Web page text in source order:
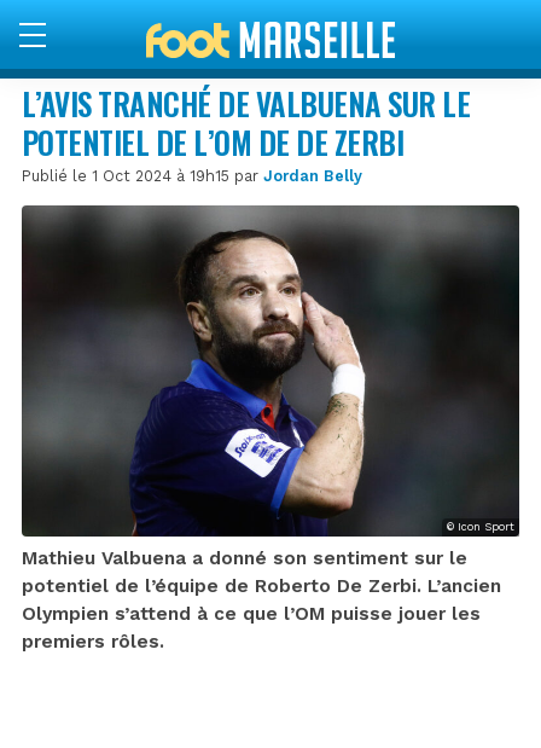
L’AVIS TRANCHÉ DE VALBUENA SUR LE
POTENTIEL DE L’OM DE DE ZERBI
Publié le 1 Oct 2024 à 19h15 par Jordan Belly
© Icon Sport
Mathieu Valbuena a donné son sentiment sur le
potentiel de l’équipe de Roberto De Zerbi. L’ancien
Olympien s’attend à ce que l’OM puisse jouer les
premiers rôles.